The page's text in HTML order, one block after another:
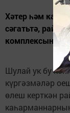
Хәтер һәм
сәгатьтә,
комплексында
Шулай ук бу
күргәзмәләр
өлеш керткән